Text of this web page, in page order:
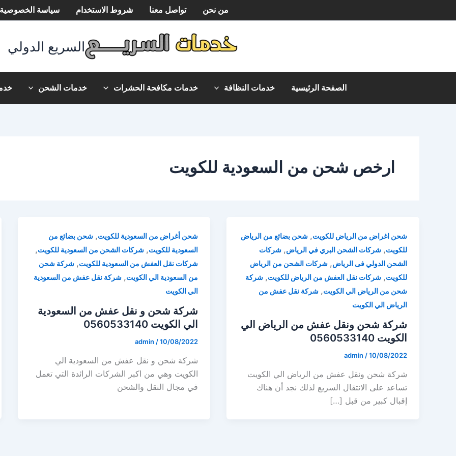
إلى
من نحن تواصل معنا شروط الاستخدام سياسة الخصوصية
السريع الدولي
الصفحة الرئيسية خدمات النظافة خدمات مكافحة الحشرات خدمات الشحن
ارخص شحن من السعودية للكويت
شحن اغراض من الرياض للكويت, شحن بضائع من الرياض
للكويت, شركات الشحن البري في الرياض, شركات
الشحن الدولي فى الرياض, شركات الشحن من الرياض
للكويت, شركات نقل العفش من الرياض للكويت, شركة
شحن من الرياض الي الكويت, شركة نقل عفش من
الرياض الي الكويت
شركة شحن ونقل عفش من الرياض الي
الكويت 0560533140
admin /10/08/2022
شركة شحن ونقل عفش من الرياض الي الكويت
تساعد على الانتقال السريع لذلك نجد أن هناك
إقبال كبير من قبل […]
شحن أغراض من السعودية للكويت, شحن بضائع من
السعودية للكويت, شركات الشحن من السعودية للكويت,
شركات نقل العفش من السعودية للكويت, شركة شحن
من السعودية الي الكويت, شركة نقل عفش من السعودية
الي الكويت
شركة شحن و نقل عفش من السعودية
الي الكويت 0560533140
admin /10/08/2022
شركة شحن و نقل عفش من السعودية الي
الكويت وهي من اكبر الشركات الرائدة التي تعمل
في مجال النقل والشحن